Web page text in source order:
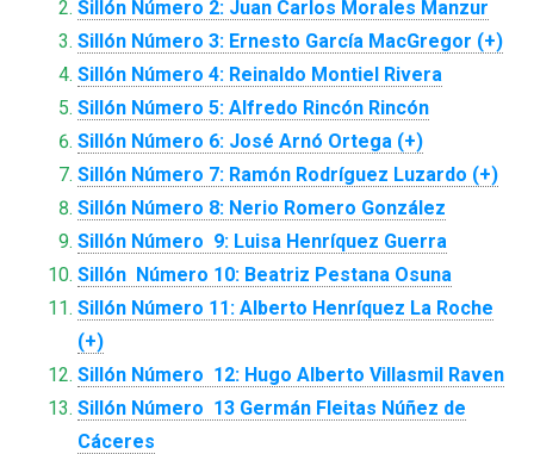
Sillón Número 2: Juan Carlos Morales Manzur
Sillón Número 3: Ernesto García MacGregor (+)
Sillón Número 4: Reinaldo Montiel Rivera
Sillón Número 5: Alfredo Rincón Rincón
Sillón Número 6: José Arnó Ortega (+)
Sillón Número 7: Ramón Rodríguez Luzardo (+)
Sillón Número 8: Nerio Romero González
Sillón Número 9: Luisa Henríquez Guerra
Sillón Número 10: Beatriz Pestana Osuna
Sillón Número 11: Alberto Henríquez La Roche
(+)
Sillón Número 12: Hugo Alberto Villasmil Raven
Sillón Número 13 Germán Fleitas Núñez de
Cáceres